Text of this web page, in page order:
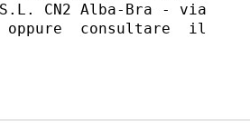
CN2 Alba-Bra - via
oppure  consultare  il